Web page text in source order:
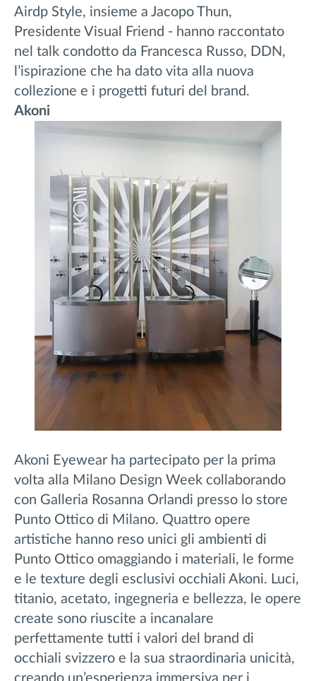
Airdp Style, insieme a Jacopo Thun,
Presidente Visual Friend - hanno raccontato
nel talk condotto da Francesca Russo, DDN,
l’ispirazione che ha dato vita alla nuova
collezione e i progetti futuri del brand.
Akoni
Akoni Eyewear ha partecipato per la prima
volta alla Milano Design Week collaborando
con Galleria Rosanna Orlandi presso lo store
Punto Ottico di Milano. Quattro opere
artistiche hanno reso unici gli ambienti di
Punto Ottico omaggiando i materiali, le forme
e le texture degli esclusivi occhiali Akoni. Luci,
titanio, acetato, ingegneria e bellezza, le opere
create sono riuscite a incanalare
perfettamente tutti i valori del brand di
occhiali svizzero e la sua straordinaria unicità,
creando un’esperienza immersiva per i